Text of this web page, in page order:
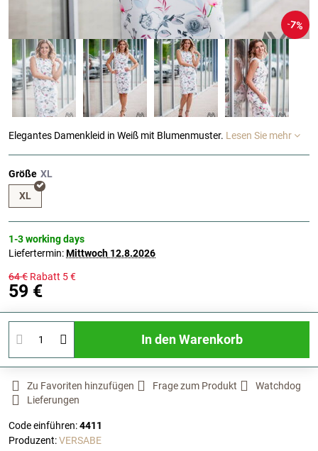
7%
Elegantes Damenkleid in Weiß mit Blumenmuster. Lesen Sie mehr
Größe
XL
1-3 working days
Liefertermin:Mittwoch 12.8.2026
64 € Rabatt 5 €
59 €
In den Warenkorb
Zu Favoriten hinzufügen Frage zum Produkt
Watchdog
Lieferungen
Code einführen:4411
Produzent:VERSABE